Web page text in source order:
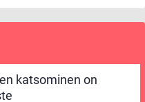
katsominen on